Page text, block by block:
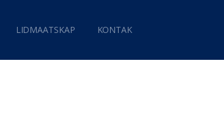
LIDMAATSKAP KONTAK